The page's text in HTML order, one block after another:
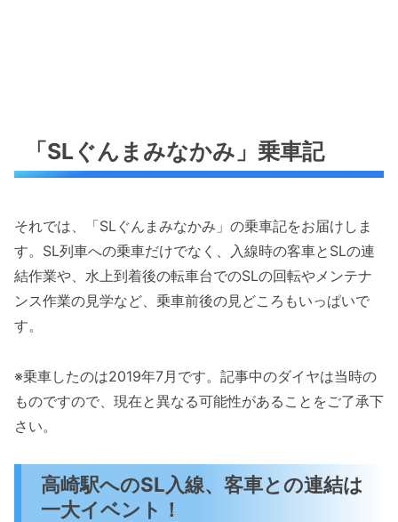
「SLぐんまみなかみ」乗車記
それでは、「SLぐんまみなかみ」の乗車記をお届けしま
す。SL列車への乗車だけでなく、入線時の客車とSLの連
結作業や、水上到着後の転車台でのSLの回転やメンテナ
ンス作業の見学など、乗車前後の見どころもいっぱいで
す。
※乗車したのは2019年7月です。記事中のダイヤは当時の
ものですので、現在と異なる可能性があることをご了承下
さい。
高崎駅へのSL入線、客車との連結は
一大イベント！